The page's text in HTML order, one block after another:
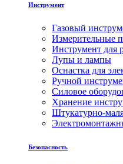
Инструмент
Газовый
Измерительные
Инструмент для
Лупы и лампы
Оснастка для
Ручной
Силовое
Хранение
Штукатурно-
Безопасность